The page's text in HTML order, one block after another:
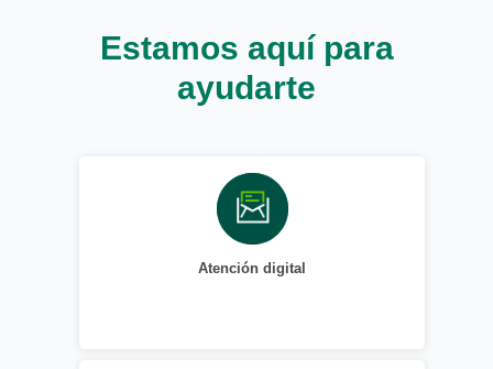
Estamos aquí para
ayudarte
Atención digital